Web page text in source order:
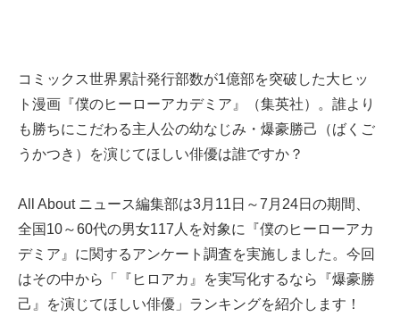
コミックス世界累計発行部数が1億部を突破した大ヒッ
ト漫画『僕のヒーローアカデミア』（集英社）。誰より
も勝ちにこだわる主人公の幼なじみ・爆豪勝己（ばくご
うかつき）を演じてほしい俳優は誰ですか？
All About ニュース編集部は3月11日～7月24日の期間、
全国10～60代の男女117人を対象に『僕のヒーローアカ
デミア』に関するアンケート調査を実施しました。今回
はその中から「『ヒロアカ』を実写化するなら『爆豪勝
己』を演じてほしい俳優」ランキングを紹介します！